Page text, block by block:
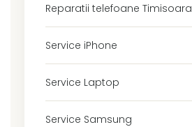
Reparatii telefoane Timisoara
Service iPhone
Service Laptop
Service Samsung